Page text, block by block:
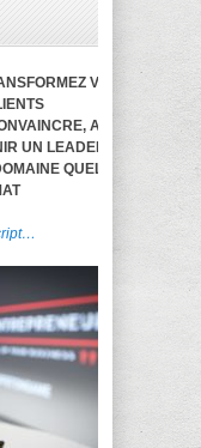
VOS
AVOIR
UN LEADER
QUELQUE